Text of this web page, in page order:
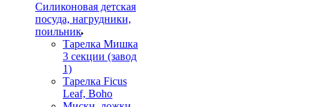
Силиконовая детская
посуда, нагрудники,
поильник
Тарелка Мишка
3 секции (завод
1)
Тарелка Ficus
Leaf, Boho